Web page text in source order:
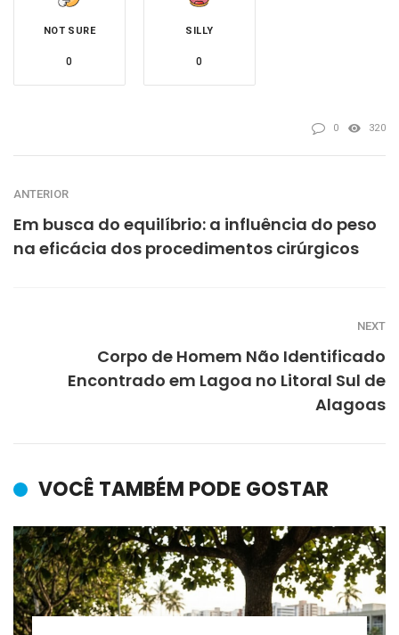
NOT SURE
0
SILLY
0
0 320
ANTERIOR
Em busca do equilíbrio: a influência do peso
na eficácia dos procedimentos cirúrgicos
NEXT
Corpo de Homem Não Identificado
Encontrado em Lagoa no Litoral Sul de
Alagoas
VOCÊ TAMBÉM PODE GOSTAR